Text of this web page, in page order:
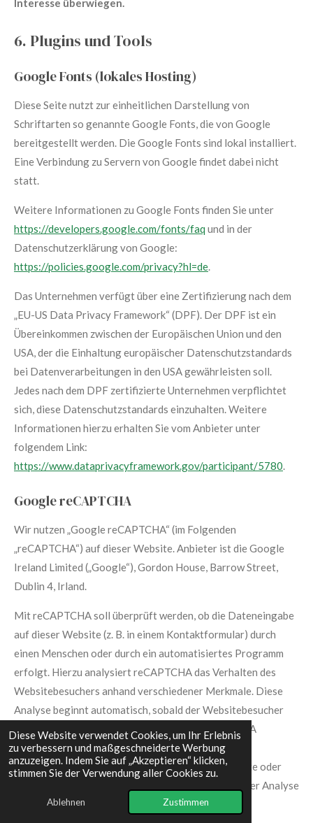
Diese Website verwendet Cookies, um Ihr Erlebnis
zu verbessern und maßgeschneiderte Werbung
anzuzeigen. Indem Sie auf „Akzeptieren“ klicken,
stimmen Sie der Verwendung aller Cookies zu.
Ablehnen Zustimmen
6. Plugins und Tools
Google Fonts (lokales Hosting)
Diese Seite nutzt zur einheitlichen Darstellung von
Schriftarten so genannte Google Fonts, die von Google
bereitgestellt werden. Die Google Fonts sind lokal installiert.
Eine Verbindung zu Servern von Google findet dabei nicht
statt.
Weitere Informationen zu Google Fonts finden Sie unter
https://developers.google.com/fonts/faq und in der
Datenschutzerklärung von Google:
https://policies.google.com/privacy?hl=de.
Das Unternehmen verfügt über eine Zertifizierung nach dem
„EU-US Data Privacy Framework“ (DPF). Der DPF ist ein
Übereinkommen zwischen der Europäischen Union und den
USA, der die Einhaltung europäischer Datenschutzstandards
bei Datenverarbeitungen in den USA gewährleisten soll.
Jedes nach dem DPF zertifizierte Unternehmen verpflichtet
sich, diese Datenschutzstandards einzuhalten. Weitere
Informationen hierzu erhalten Sie vom Anbieter unter
folgendem Link:
https://www.dataprivacyframework.gov/participant/5780.
Google reCAPTCHA
Wir nutzen „Google reCAPTCHA“ (im Folgenden
„reCAPTCHA“) auf dieser Website. Anbieter ist die Google
Ireland Limited („Google“), Gordon House, Barrow Street,
Dublin 4, Irland.
Mit reCAPTCHA soll überprüft werden, ob die Dateneingabe
auf dieser Website (z. B. in einem Kontaktformular) durch
einen Menschen oder durch ein automatisiertes Programm
erfolgt. Hierzu analysiert reCAPTCHA das Verhalten des
Websitebesuchers anhand verschiedener Merkmale. Diese
Analyse beginnt automatisch, sobald der Websitebesucher
die Website betritt. Zur Analyse wertet reCAPTCHA
verschiedene Informationen aus (z. B. IP-Adresse,
Verweildauer des Websitebesuchers auf der Website oder
vom Nutzer getätigte Mausbewegungen). Die bei der Analyse
erfassten Daten werden an Google weitergeleitet.